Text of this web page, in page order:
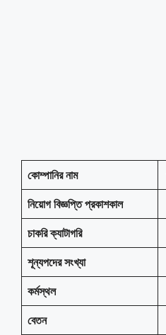
কোম্পানির নাম
নিয়োগ বিজ্ঞপ্তি প্রকাশকাল
চাকরি ক্যাটাগরি
শূন্যপদের সংখ্যা
কর্মস্থল
বেতন